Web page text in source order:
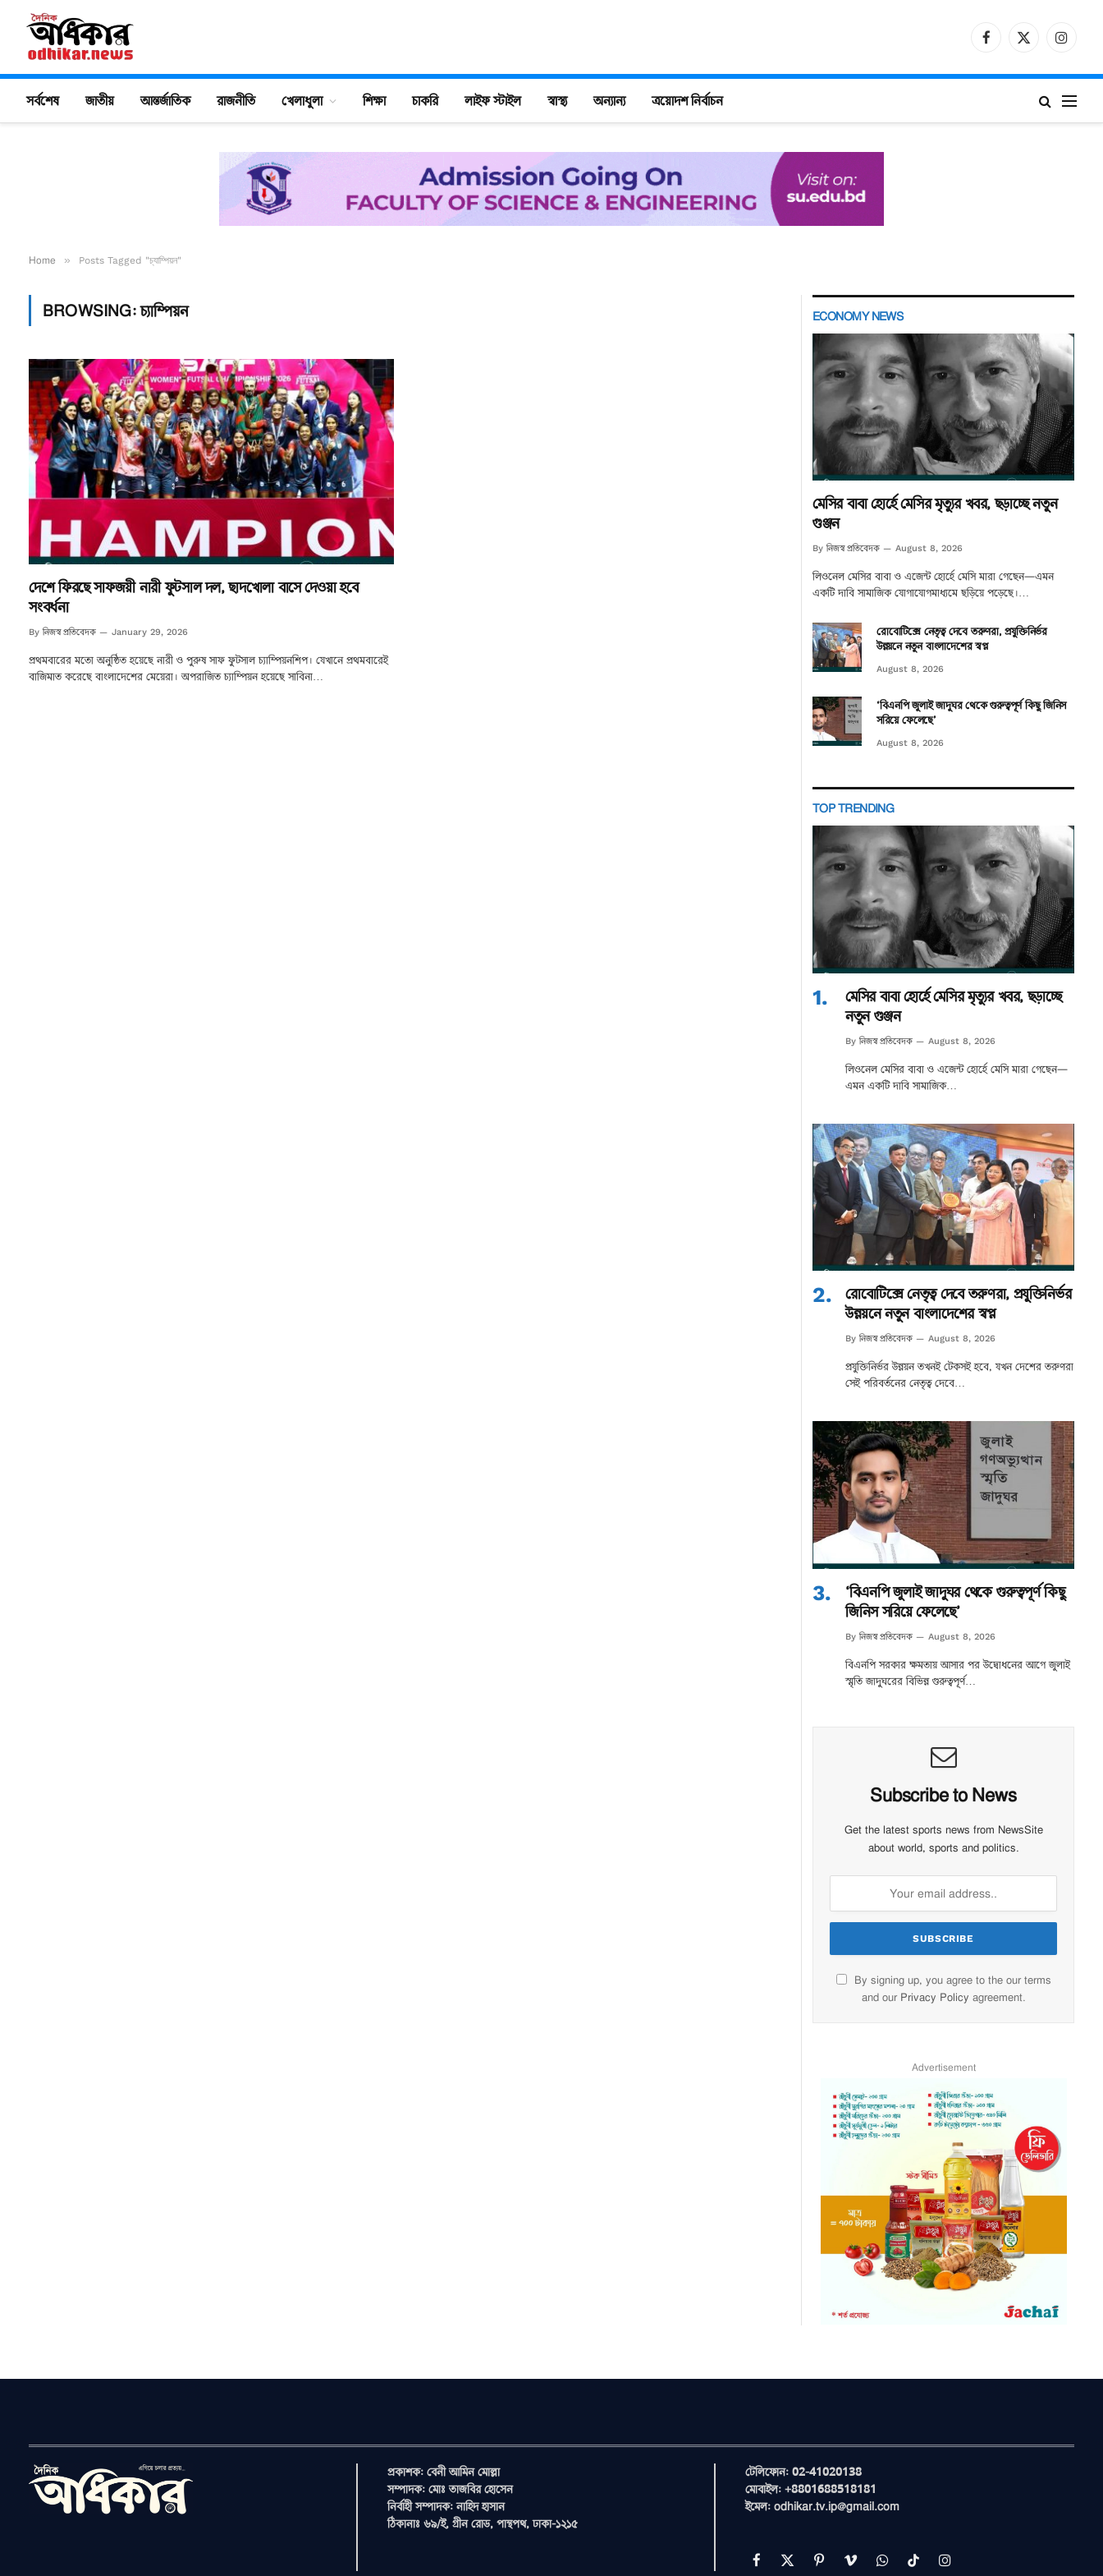
Facebook
X
সর্বশেষ জাতীয় আন্তর্জাতিক রাজনীতি খেলাধুলা শিক্ষা চাকরি লাইফ স্টাইল স্বাস্থ্য অন্যান্য ত্রয়োদশ নির্বাচন
Home » Posts Tagged "চ্যাম্পিয়ন"
BROWSING:চ্যাম্পিয়ন
দেশে ফিরছে সাফজয়ী নারী ফুটসাল দল, ছাদখোলা বাসে দেওয়া হবে
সংবর্ধনা
By নিজস্ব প্রতিবেদক January 29, 2026
প্রথমবারের মতো অনুষ্ঠিত হয়েছে নারী ও পুরুষ সাফ ফুটসাল চ্যাম্পিয়নশিপ। যেখানে প্রথমবারেই
বাজিমাত করেছে বাংলাদেশের মেয়েরা। অপরাজিত চ্যাম্পিয়ন হয়েছে সাবিনা…
ECONOMY NEWS
মেসির বাবা হোর্হে মেসির মৃত্যুর খবর, ছড়াচ্ছে নতুন
গুঞ্জন
By নিজস্ব প্রতিবেদক August 8, 2026
লিওনেল মেসির বাবা ও এজেন্ট হোর্হে মেসি মারা গেছেন—এমন
একটি দাবি সামাজিক যোগাযোগমাধ্যমে ছড়িয়ে পড়েছে।…
রোবোটিক্সে নেতৃত্ব দেবে তরুণরা, প্রযুক্তিনির্ভর
উন্নয়নে নতুন বাংলাদেশের স্বপ্ন
August 8, 2026
‘বিএনপি জুলাই জাদুঘর থেকে গুরুত্বপূর্ণ কিছু জিনিস
সরিয়ে ফেলেছে’
August 8, 2026
TOP TRENDING
মেসির বাবা হোর্হে মেসির মৃত্যুর খবর, ছড়াচ্ছে
নতুন গুঞ্জন
By নিজস্ব প্রতিবেদক August 8, 2026
লিওনেল মেসির বাবা ও এজেন্ট হোর্হে মেসি মারা গেছেন—
এমন একটি দাবি সামাজিক…
রোবোটিক্সে নেতৃত্ব দেবে তরুণরা, প্রযুক্তিনির্ভর
উন্নয়নে নতুন বাংলাদেশের স্বপ্ন
By নিজস্ব প্রতিবেদক August 8, 2026
প্রযুক্তিনির্ভর উন্নয়ন তখনই টেকসই হবে, যখন দেশের তরুণরা
সেই পরিবর্তনের নেতৃত্ব দেবে…
‘বিএনপি জুলাই জাদুঘর থেকে গুরুত্বপূর্ণ কিছু
জিনিস সরিয়ে ফেলেছে’
By নিজস্ব প্রতিবেদক August 8, 2026
বিএনপি সরকার ক্ষমতায় আসার পর উদ্বোধনের আগে জুলাই
স্মৃতি জাদুঘরের বিভিন্ন গুরুত্বপূর্ণ…
Subscribe to News
Get the latest sports news from NewsSite
about world, sports and politics.
By signing up, you agree to the our terms
and our Privacy Policy agreement.
Advertisement
প্রকাশক: বেনী আমিন মোল্লা
সম্পাদক: মোঃ তাজবির হোসেন
নির্বাহী সম্পাদক: নাহিদ হাসান
ঠিকানাঃ ৬৯/ই, গ্রীন রোড, পান্থপথ, ঢাকা-১২১৫
টেলিফোন: 02-41020138
মোবাইল: +8801688518181
ইমেল: odhikar.tv.ip@gmail.com
Facebook
X PinterestVimeoWhatsAppTikTokInstagram